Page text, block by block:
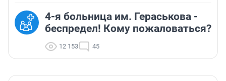
4-я больница им. Гераськова -
беспредел! Кому пожаловаться?
12 153 45